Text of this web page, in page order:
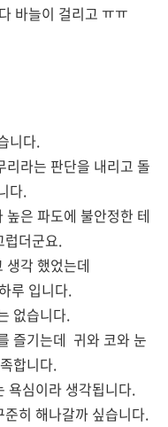
바늘이 걸리고 ㅠㅠ
니다.
라는 판단을 내리고 돌
다.
은 파도에 불안정한 테
럽더군요.
생각 했었는데
루 입니다.
없습니다.
즐기는데 귀와 코와 눈
합니다.
욕심이라 생각됩니다.
히 해나갈까 싶습니다.